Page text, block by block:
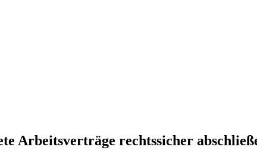
Arbeitsverträge rechtssicher